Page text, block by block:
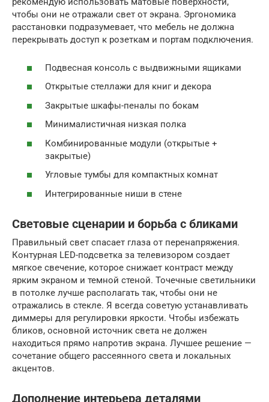
чтобы они не отражали свет от экрана. Эргономика
расстановки подразумевает, что мебель не должна
перекрывать доступ к розеткам и портам подключения.
Подвесная консоль с выдвижными ящиками
Открытые стеллажи для книг и декора
Закрытые шкафы-пеналы по бокам
Минималистичная низкая полка
Комбинированные модули (открытые +
закрытые)
Угловые тумбы для компактных комнат
Интегрированные ниши в стене
Световые сценарии и борьба с бликами
Правильный свет спасает глаза от перенапряжения.
Контурная LED-подсветка за телевизором создает
мягкое свечение, которое снижает контраст между
ярким экраном и темной стеной. Точечные светильники
в потолке лучше располагать так, чтобы они не
отражались в стекле. Я всегда советую устанавливать
диммеры для регулировки яркости. Чтобы избежать
бликов, основной источник света не должен
находиться прямо напротив экрана. Лучшее решение —
сочетание общего рассеянного света и локальных
акцентов.
Дополнение интерьера деталями